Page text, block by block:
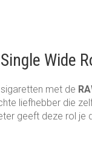
Wide
met de
liefhebber die
geeft deze rol